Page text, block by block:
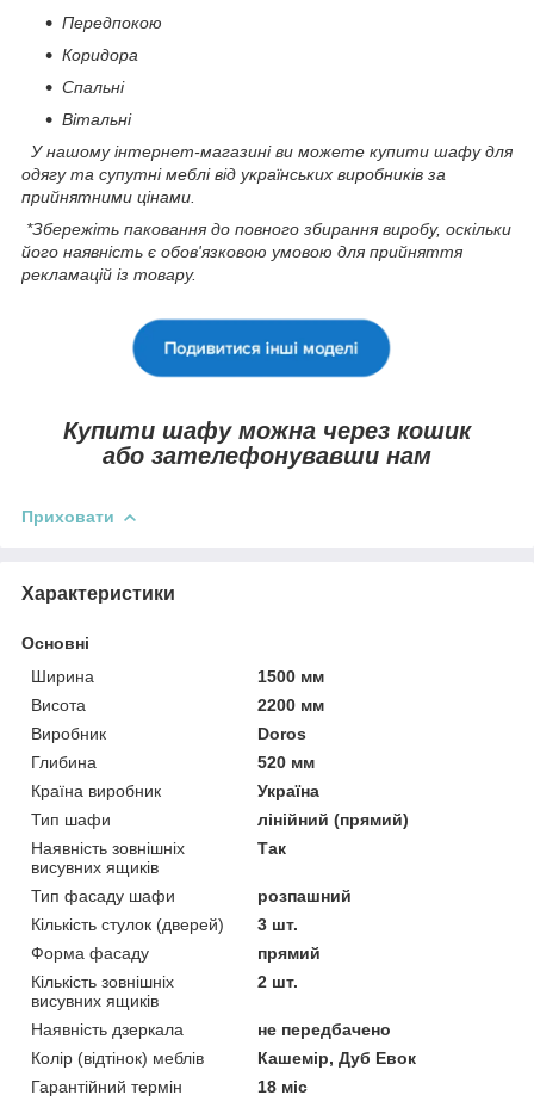
Передпокою
Коридора
Спальні
Вітальні
У нашому інтернет-магазині ви можете купити шафу для
одягу та супутні меблі від українських виробників за
прийнятними цінами.
*Збережіть паковання до повного збирання виробу, оскільки
його наявність є обов'язковою умовою для прийняття
рекламацій із товару.
Купити шафу можна через кошик
або зателефонувавши нам
Приховати
Характеристики
Основні
Ширина
1500 мм
Висота
2200 мм
Виробник
Doros
Глибина
520 мм
Країна виробник
Україна
Тип шафи
лінійний (прямий)
Наявність зовнішніх
висувних ящиків
Так
Тип фасаду шафи
розпашний
Кількість стулок (дверей)
3 шт.
Форма фасаду
прямий
Кількість зовнішніх
висувних ящиків
2 шт.
Наявність дзеркала
не передбачено
Колір (відтінок) меблів
Кашемір, Дуб Евок
Гарантійний термін
18 міс